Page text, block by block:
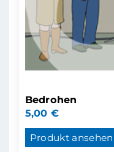
Bedrohen
5,00 €
Produkt ansehen